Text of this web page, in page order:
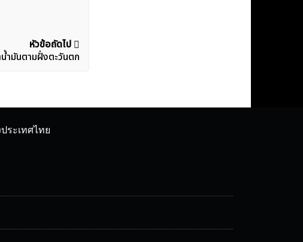
หัวข้อถัดไป
ำมันตามฝั่งตะวันตก
ระเทศไทย